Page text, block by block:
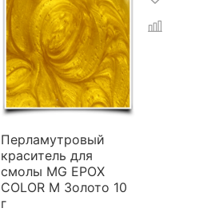
Перламутровый
краситель для
смолы MG EPOX
COLOR M Золото 10
г